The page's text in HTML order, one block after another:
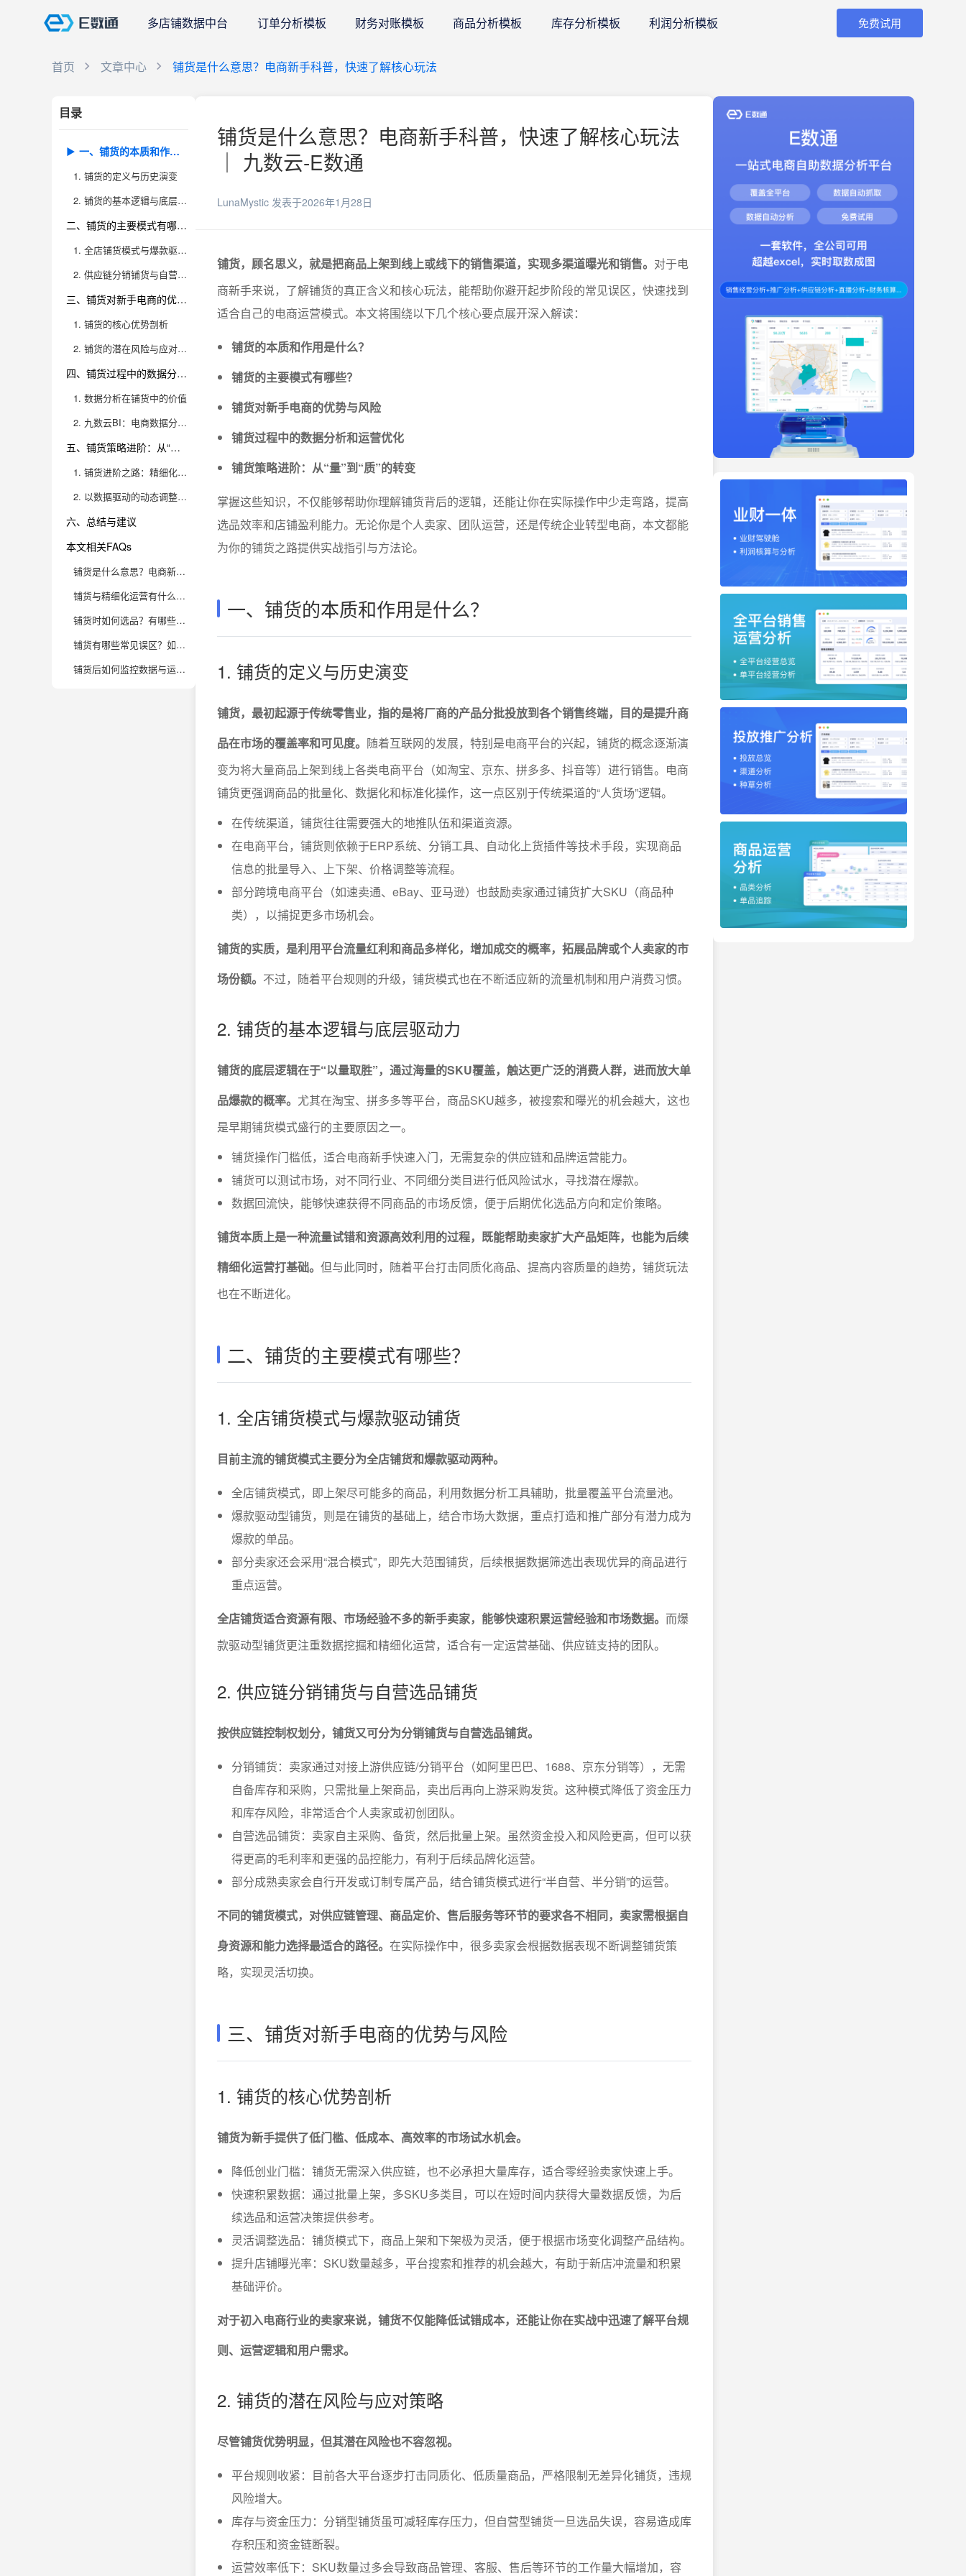
多店铺数据中台 订单分析模板 财务对账模板 商品分析模板 库存分析模板 利润分析模板 免费试用
首页 文章中心 铺货是什么意思？电商新手科普，快速了解核心玩法
目录
一、铺货的本质和作用是什么？
1. 铺货的定义与历史演变
2. 铺货的基本逻辑与底层驱动力
二、铺货的主要模式有哪些？
1. 全店铺货模式与爆款驱动铺货
2. 供应链分销铺货与自营选品铺货
三、铺货对新手电商的优势与风险
1. 铺货的核心优势剖析
2. 铺货的潜在风险与应对策略
四、铺货过程中的数据分析与运营优化
1. 数据分析在铺货中的价值
2. 九数云BI：电商数据分析的高成长型首选
五、铺货策略进阶：从“量”到“质”的转变
1. 铺货进阶之路：精细化选品与内容运营
2. 以数据驱动的动态调整与持续优化
六、总结与建议
本文相关FAQs
铺货是什么意思？电商新手科普，快速了解核心玩法
铺货与精细化运营有什么区别？如何选择适合自己的模式？
铺货时如何选品？有哪些实用的选品技巧？
铺货有哪些常见误区？如何避免新手常犯的错误？
铺货后如何监控数据与运营效果？有哪些核心指标要关注？
铺货是什么意思？电商新手科普，快速了解核心玩法
｜ 九数云-E数通
LunaMystic 发表于2026年1月28日
铺货，顾名思义，就是把商品上架到线上或线下的销售渠道，实现多渠道曝光和销售。 对于电
商新手来说，了解铺货的真正含义和核心玩法，能帮助你避开起步阶段的常见误区，快速找到
适合自己的电商运营模式。本文将围绕以下几个核心要点展开深入解读：
铺货的本质和作用是什么？
铺货的主要模式有哪些？
铺货对新手电商的优势与风险
铺货过程中的数据分析和运营优化
铺货策略进阶：从“量”到“质”的转变
掌握这些知识，不仅能够帮助你理解铺货背后的逻辑，还能让你在实际操作中少走弯路，提高
选品效率和店铺盈利能力。无论你是个人卖家、团队运营，还是传统企业转型电商，本文都能
为你的铺货之路提供实战指引与方法论。
一、铺货的本质和作用是什么？
1. 铺货的定义与历史演变
铺货，最初起源于传统零售业，指的是将厂商的产品分批投放到各个销售终端，目的是提升商
品在市场的覆盖率和可见度。 随着互联网的发展，特别是电商平台的兴起，铺货的概念逐渐演
变为将大量商品上架到线上各类电商平台（如淘宝、京东、拼多多、抖音等）进行销售。电商
铺货更强调商品的批量化、数据化和标准化操作，这一点区别于传统渠道的“人货场”逻辑。
在传统渠道，铺货往往需要强大的地推队伍和渠道资源。
在电商平台，铺货则依赖于ERP系统、分销工具、自动化上货插件等技术手段，实现商品
信息的批量导入、上下架、价格调整等流程。
部分跨境电商平台（如速卖通、eBay、亚马逊）也鼓励卖家通过铺货扩大SKU（商品种
类），以捕捉更多市场机会。
铺货的实质，是利用平台流量红利和商品多样化，增加成交的概率，拓展品牌或个人卖家的市
场份额。 不过，随着平台规则的升级，铺货模式也在不断适应新的流量机制和用户消费习惯。
2. 铺货的基本逻辑与底层驱动力
铺货的底层逻辑在于“以量取胜”，通过海量的SKU覆盖，触达更广泛的消费人群，进而放大单
品爆款的概率。 尤其在淘宝、拼多多等平台，商品SKU越多，被搜索和曝光的机会越大，这也
是早期铺货模式盛行的主要原因之一。
铺货操作门槛低，适合电商新手快速入门，无需复杂的供应链和品牌运营能力。
铺货可以测试市场，对不同行业、不同细分类目进行低风险试水，寻找潜在爆款。
数据回流快，能够快速获得不同商品的市场反馈，便于后期优化选品方向和定价策略。
铺货本质上是一种流量试错和资源高效利用的过程，既能帮助卖家扩大产品矩阵，也能为后续
精细化运营打基础。 但与此同时，随着平台打击同质化商品、提高内容质量的趋势，铺货玩法
也在不断进化。
二、铺货的主要模式有哪些？
1. 全店铺货模式与爆款驱动铺货
目前主流的铺货模式主要分为全店铺货和爆款驱动两种。
全店铺货模式，即上架尽可能多的商品，利用数据分析工具辅助，批量覆盖平台流量池。
爆款驱动型铺货，则是在铺货的基础上，结合市场大数据，重点打造和推广部分有潜力成为
爆款的单品。
部分卖家还会采用“混合模式”，即先大范围铺货，后续根据数据筛选出表现优异的商品进行
重点运营。
全店铺货适合资源有限、市场经验不多的新手卖家，能够快速积累运营经验和市场数据。 而爆
款驱动型铺货更注重数据挖掘和精细化运营，适合有一定运营基础、供应链支持的团队。
2. 供应链分销铺货与自营选品铺货
按供应链控制权划分，铺货又可分为分销铺货与自营选品铺货。
分销铺货：卖家通过对接上游供应链/分销平台（如阿里巴巴、1688、京东分销等），无需
自备库存和采购，只需批量上架商品，卖出后再向上游采购发货。这种模式降低了资金压力
和库存风险，非常适合个人卖家或初创团队。
自营选品铺货：卖家自主采购、备货，然后批量上架。虽然资金投入和风险更高，但可以获
得更高的毛利率和更强的品控能力，有利于后续品牌化运营。
部分成熟卖家会自行开发或订制专属产品，结合铺货模式进行“半自营、半分销”的运营。
不同的铺货模式，对供应链管理、商品定价、售后服务等环节的要求各不相同，卖家需根据自
身资源和能力选择最适合的路径。 在实际操作中，很多卖家会根据数据表现不断调整铺货策
略，实现灵活切换。
三、铺货对新手电商的优势与风险
1. 铺货的核心优势剖析
铺货为新手提供了低门槛、低成本、高效率的市场试水机会。
降低创业门槛：铺货无需深入供应链，也不必承担大量库存，适合零经验卖家快速上手。
快速积累数据：通过批量上架，多SKU多类目，可以在短时间内获得大量数据反馈，为后
续选品和运营决策提供参考。
灵活调整选品：铺货模式下，商品上架和下架极为灵活，便于根据市场变化调整产品结构。
提升店铺曝光率：SKU数量越多，平台搜索和推荐的机会越大，有助于新店冲流量和积累
基础评价。
对于初入电商行业的卖家来说，铺货不仅能降低试错成本，还能让你在实战中迅速了解平台规
则、运营逻辑和用户需求。
2. 铺货的潜在风险与应对策略
尽管铺货优势明显，但其潜在风险也不容忽视。
平台规则收紧：目前各大平台逐步打击同质化、低质量商品，严格限制无差异化铺货，违规
风险增大。
库存与资金压力：分销型铺货虽可减轻库存压力，但自营型铺货一旦选品失误，容易造成库
存积压和资金链断裂。
运营效率低下：SKU数量过多会导致商品管理、客服、售后等环节的工作量大幅增加，容